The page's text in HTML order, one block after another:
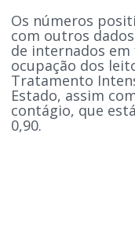
Os números
com outros
de internados em
ocupação dos
Tratamento
Estado, assim
contágio, que
0,90.